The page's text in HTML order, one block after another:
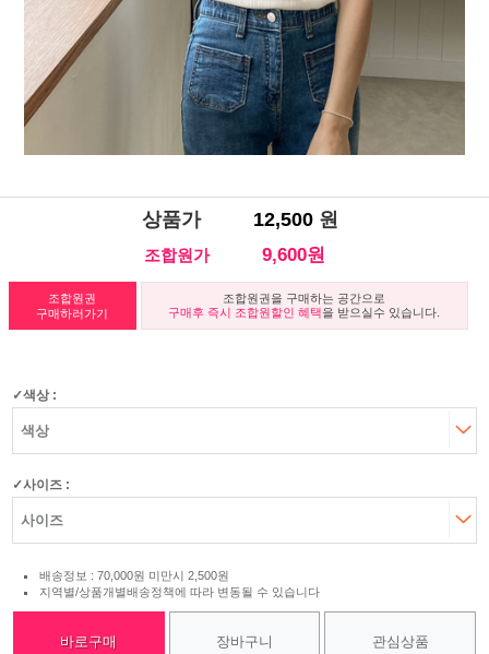
상품가 12,500 원
조합원가 9,600원
조합원권
구매하러가기
조합원권을 구매하는 공간으로
구매후 즉시 조합원할인 혜택을 받으실수 있습니다.
색상 :
사이즈 :
배송정보 : 70,000원 미만시 2,500원
지역별/상품개별배송정책에 따라 변동될 수 있습니다
바로구매 장바구니 관심상품